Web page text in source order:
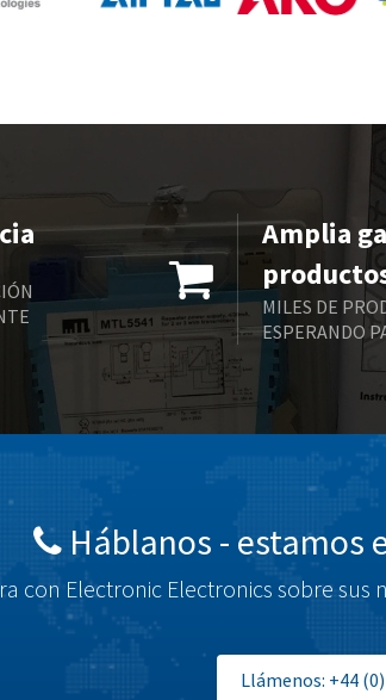
Amplia
MILES DE
ESPERANDO
Háblanos - estamos
con Electronic Electronics sobre sus
Llámenos: +44